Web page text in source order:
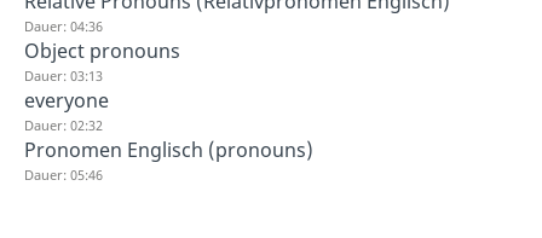
Dauer: 04:36
Object pronouns
Dauer: 03:13
everyone
Dauer: 02:32
Pronomen Englisch (pronouns)
Dauer: 05:46